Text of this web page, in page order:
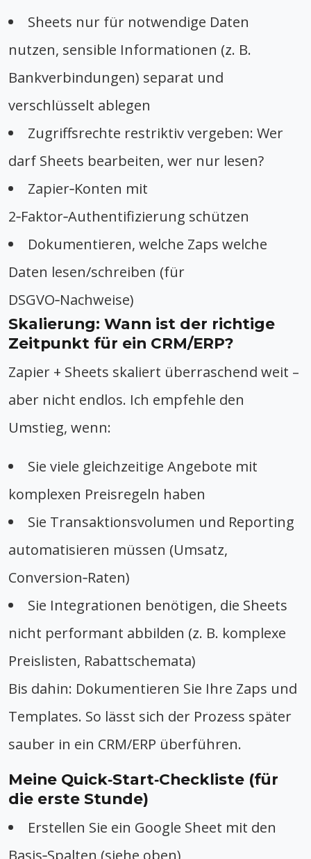
Sheets nur für notwendige Daten
nutzen, sensible Informationen (z. B.
Bankverbindungen) separat und
verschlüsselt ablegen
Zugriffsrechte restriktiv vergeben: Wer
darf Sheets bearbeiten, wer nur lesen?
Zapier‑Konten mit
2‑Faktor‑Authentifizierung schützen
Dokumentieren, welche Zaps welche
Daten lesen/schreiben (für
DSGVO‑Nachweise)
Skalierung: Wann ist der richtige
Zeitpunkt für ein CRM/ERP?
Zapier + Sheets skaliert überraschend weit –
aber nicht endlos. Ich empfehle den
Umstieg, wenn:
Sie viele gleichzeitige Angebote mit
komplexen Preisregeln haben
Sie Transaktionsvolumen und Reporting
automatisieren müssen (Umsatz,
Conversion‑Raten)
Sie Integrationen benötigen, die Sheets
nicht performant abbilden (z. B. komplexe
Preislisten, Rabattschemata)
Bis dahin: Dokumentieren Sie Ihre Zaps und
Templates. So lässt sich der Prozess später
sauber in ein CRM/ERP überführen.
Meine Quick‑Start‑Checkliste (für
die erste Stunde)
Erstellen Sie ein Google Sheet mit den
Basis‑Spalten (siehe oben)